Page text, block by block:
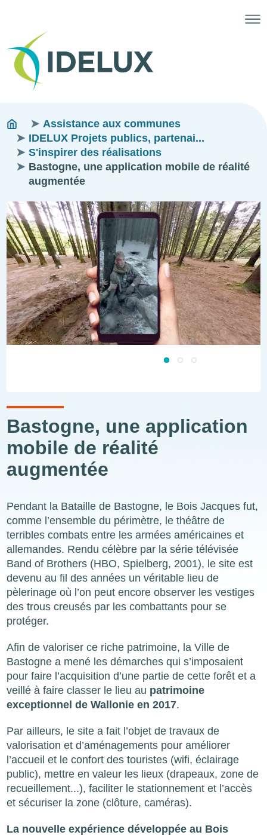
Fils
d'ariane
You
are
here:
Assistance aux communes
IDELUX Projets publics, partenai...
S'inspirer des réalisations
Bastogne, une application mobile de réalité
augmentée
Image
Image
Image
Bastogne, une application
mobile de réalité
augmentée
Pendant la Bataille de Bastogne, le Bois Jacques fut,
comme l’ensemble du périmètre, le théâtre de
terribles combats entre les armées américaines et
allemandes. Rendu célèbre par la série télévisée
Band of Brothers (HBO, Spielberg, 2001), le site est
devenu au fil des années un véritable lieu de
pèlerinage où l’on peut encore observer les vestiges
des trous creusés par les combattants pour se
protéger.
Afin de valoriser ce riche patrimoine, la Ville de
Bastogne a mené les démarches qui s’imposaient
pour faire l’acquisition d’une partie de cette forêt et a
veillé à faire classer le lieu au patrimoine
exceptionnel de Wallonie en 2017.
Par ailleurs, le site a fait l’objet de travaux de
valorisation et d’aménagements pour améliorer
l’accueil et le confort des touristes (wifi, éclairage
public), mettre en valeur les lieux (drapeaux, zone de
recueillement...), faciliter le stationnement et l’accès
et sécuriser la zone (clôture, caméras).
La nouvelle expérience développée au Bois